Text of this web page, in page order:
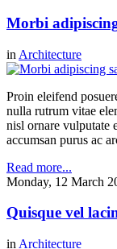
Morbi
in Architecture
Proin eleifend
nulla rutrum vitae
nisl ornare vulputate
accumsan purus ac
Read more...
Monday, 12 March
Quisque vel
in Architecture